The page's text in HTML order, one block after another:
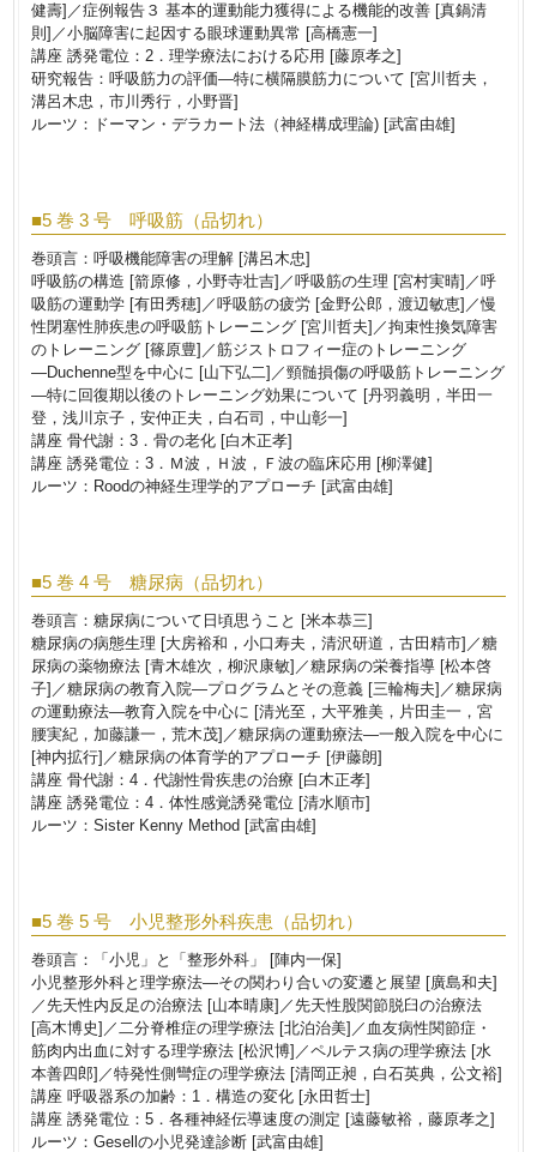
健壽]／症例報告３ 基本的運動能力獲得による機能的改善 [真鍋清
則]／小脳障害に起因する眼球運動異常 [高橋憲一]
講座 誘発電位：2．理学療法における応用 [藤原孝之]
研究報告：呼吸筋力の評価―特に横隔膜筋力について [宮川哲夫，
溝呂木忠，市川秀行，小野晋]
ルーツ：ドーマン・デラカート法（神経構成理論) [武富由雄]
■5 巻 3 号 呼吸筋（品切れ）
巻頭言：呼吸機能障害の理解 [溝呂木忠]
呼吸筋の構造 [箭原修，小野寺壮吉]／呼吸筋の生理 [宮村実晴]／呼
吸筋の運動学 [有田秀穂]／呼吸筋の疲労 [金野公郎，渡辺敏恵]／慢
性閉塞性肺疾患の呼吸筋トレーニング [宮川哲夫]／拘束性換気障害
のトレーニング [篠原豊]／筋ジストロフィー症のトレーニング
―Duchenne型を中心に [山下弘二]／頸髄損傷の呼吸筋トレーニング
―特に回復期以後のトレーニング効果について [丹羽義明，半田一
登，浅川京子，安仲正夫，白石司，中山彰一]
講座 骨代謝：3．骨の老化 [白木正孝]
講座 誘発電位：3．Ｍ波，Ｈ波，Ｆ波の臨床応用 [柳澤健]
ルーツ：Roodの神経生理学的アプローチ [武富由雄]
■5 巻 4 号 糖尿病（品切れ）
巻頭言：糖尿病について日頃思うこと [米本恭三]
糖尿病の病態生理 [大房裕和，小口寿夫，清沢研道，古田精市]／糖
尿病の薬物療法 [青木雄次，柳沢康敏]／糖尿病の栄養指導 [松本啓
子]／糖尿病の教育入院―プログラムとその意義 [三輪梅夫]／糖尿病
の運動療法―教育入院を中心に [清光至，大平雅美，片田圭一，宮
腰実紀，加藤謙一，荒木茂]／糖尿病の運動療法―一般入院を中心に
[神内拡行]／糖尿病の体育学的アプローチ [伊藤朗]
講座 骨代謝：4．代謝性骨疾患の治療 [白木正孝]
講座 誘発電位：4．体性感覚誘発電位 [清水順市]
ルーツ：Sister Kenny Method [武富由雄]
■5 巻 5 号 小児整形外科疾患（品切れ）
巻頭言：「小児」と「整形外科」 [陣内一保]
小児整形外科と理学療法―その関わり合いの変遷と展望 [廣島和夫]
／先天性内反足の治療法 [山本晴康]／先天性股関節脱臼の治療法
[高木博史]／二分脊椎症の理学療法 [北泊治美]／血友病性関節症・
筋肉内出血に対する理学療法 [松沢博]／ペルテス病の理学療法 [水
本善四郎]／特発性側彎症の理学療法 [清岡正昶，白石英典，公文裕]
講座 呼吸器系の加齢：1．構造の変化 [永田哲士]
講座 誘発電位：5．各種神経伝導速度の測定 [遠藤敏裕，藤原孝之]
ルーツ：Gesellの小児発達診断 [武富由雄]